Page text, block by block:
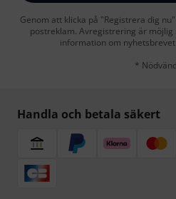
Genom att klicka på "Registrera dig
postreklam. Avregistrering är
information om
*
Handla och betala säkert